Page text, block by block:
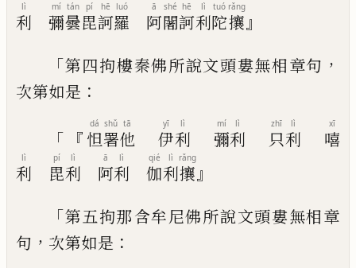
利
lì
彌
mí
曇
tán
毘
pí
訶
hē
羅
luó
阿
ā
闍
shé
訶
hē
利
lì
陀
tuó
攘
rǎng
』
「第四拘樓秦佛所說文頭婁無相章句 ，
次第如是 ：
「『 怛
dá
署
shǔ
他
tā
伊
yī
利
lì
彌
mí
利
lì
只
zhī
利
lì
嘻
xī
利
lì
毘
pí
利
lì
阿
ā
利
lì
伽
qié
利
lì
攘
rǎng
』
「第五拘那含牟尼佛所說文頭婁無相章
句 ， 次第如是 ：